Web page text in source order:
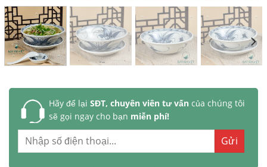
Hãy để lại SĐT, chuyên viên tư vấncủa chúng tôi
sẽ gọi ngay cho bạn miễn phí!